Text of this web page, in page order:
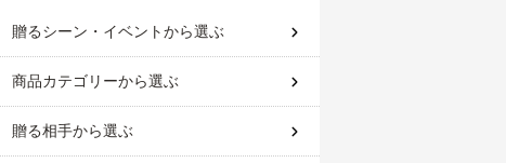
贈るシーン・イベントから選ぶ
商品カテゴリーから選ぶ
贈る相手から選ぶ